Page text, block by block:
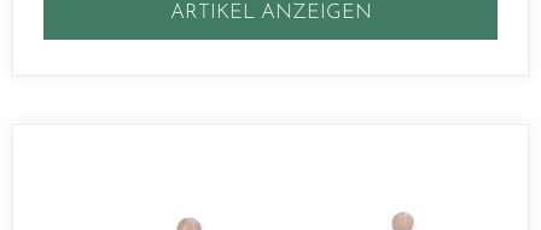
ARTIKEL ANZEIGEN